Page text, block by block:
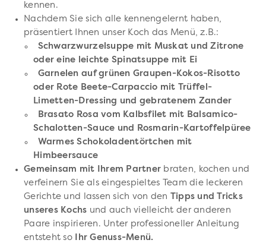
kennen.
Nachdem Sie sich alle kennengelernt haben,
präsentiert Ihnen unser Koch das Menü, z.B.:
Schwarzwurzelsuppe mit Muskat und Zitrone
oder eine leichte Spinatsuppe mit Ei
Garnelen auf grünen Graupen-Kokos-Risotto
oder Rote Beete-Carpaccio mit Trüffel-
Limetten-Dressing und gebratenem Zander
Brasato Rosa vom Kalbsfilet mit Balsamico-
Schalotten-Sauce und Rosmarin-Kartoffelpüree
Warmes Schokoladentörtchen mit
Himbeersauce
Gemeinsam mit Ihrem Partner braten, kochen und
verfeinern Sie als eingespieltes Team die leckeren
Gerichte und lassen sich von den
Tipps und Tricks
unseres Kochs und auch vielleicht der anderen
Paare inspirieren. Unter professioneller Anleitung
entsteht so Ihr Genuss-Menü.